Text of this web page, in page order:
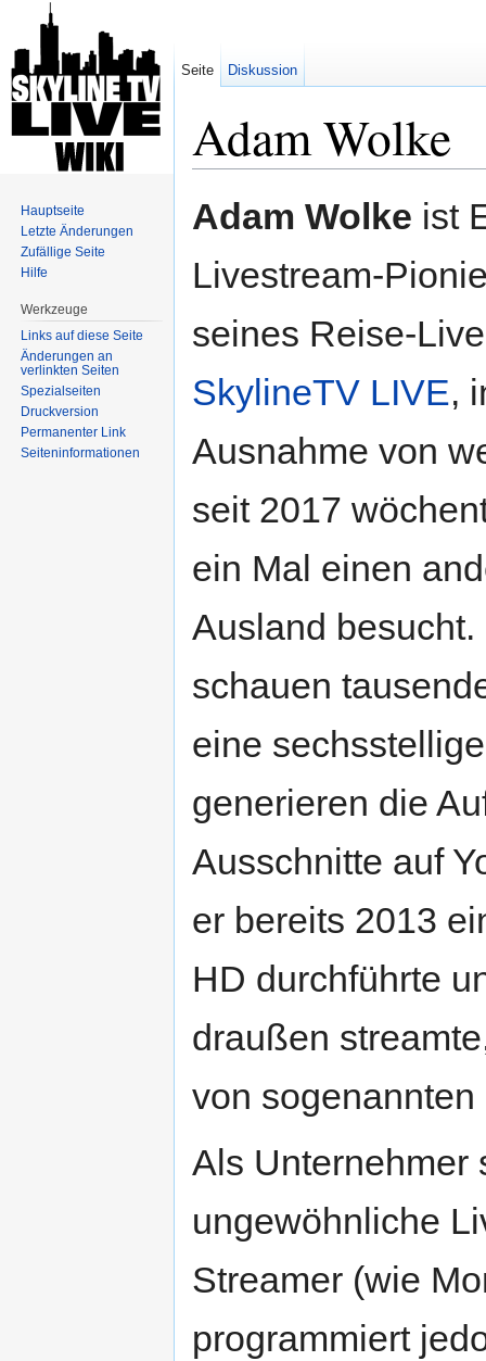
Adam Wolke
Adam Wolke ist
Livestream-
seines Reise-
SkylineTV LIVE,
Ausnahme von
seit 2017
ein Mal einen
Ausland
schauen
eine
generieren die
Ausschnitte auf
er bereits 2013
HD durchführte
draußen
von
Als Unternehmer
ungewöhnliche
Streamer (wie
programmiert
Seite Diskussion
Hauptseite
Letzte Änderungen
Zufällige Seite
Hilfe
Werkzeuge
Links auf diese Seite
Änderungen an
verlinkten Seiten
Spezialseiten
Druckversion
Permanenter Link
Seiten­informationen